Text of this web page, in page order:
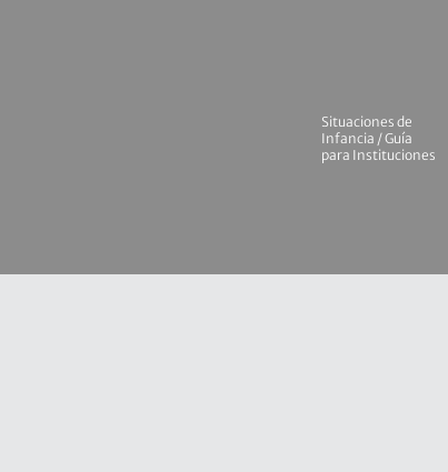
Situaciones de
Infancia / Guía
para Instituciones